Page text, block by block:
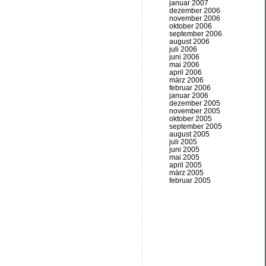
januar 2007
dezember 2006
november 2006
oktober 2006
september 2006
august 2006
juli 2006
juni 2006
mai 2006
april 2006
märz 2006
februar 2006
januar 2006
dezember 2005
november 2005
oktober 2005
september 2005
august 2005
juli 2005
juni 2005
mai 2005
april 2005
märz 2005
februar 2005